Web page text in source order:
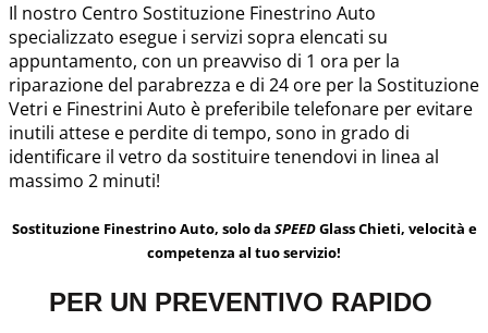
Il nostro Centro Sostituzione Finestrino Auto
specializzato esegue i servizi sopra elencati su
appuntamento, con un preavviso di 1 ora per la
riparazione del parabrezza e di 24 ore per la Sostituzione
Vetri e Finestrini Auto è preferibile telefonare per evitare
inutili attese e perdite di tempo, sono in grado di
identificare il vetro da sostituire tenendovi in linea al
massimo 2 minuti!
Sostituzione Finestrino Auto, solo da SPEEDGlass Chieti, velocità e
competenza al tuo servizio!
PER UN PREVENTIVO RAPIDO